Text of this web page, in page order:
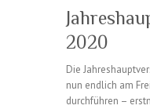
2020
Die
nun endlich am
durchführen –